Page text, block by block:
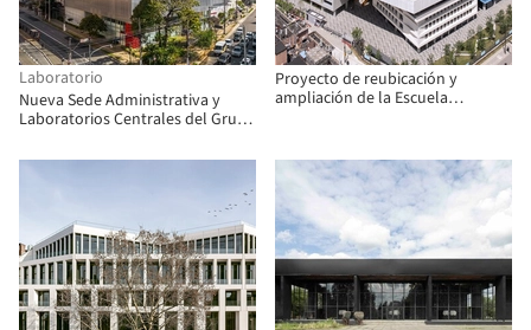
Laboratorio
Nueva Sede Administrativa y
Laboratorios Centrales del Grupo
Proyecto de reubicación y
ampliación de la Escuela